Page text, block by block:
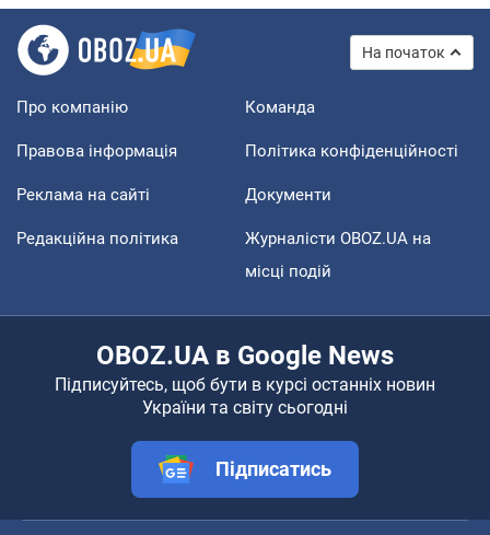
На початок
Про компанію Команда
Правова інформація Політика конфіденційності
Реклама на сайті Документи
Редакційна політика
Журналісти OBOZ.UA на
місці подій
OBOZ.UA в Google News
Підписуйтесь, щоб бути в курсі останніх новин
України та світу сьогодні
Підписатись